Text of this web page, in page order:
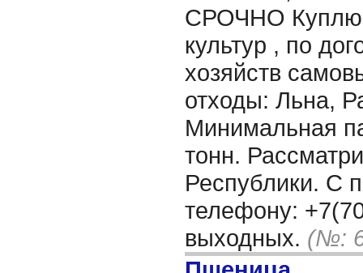
СРОЧНО Куплю
культур , по
хозяйств
отходы: Льна,
Минимальная
тонн.
Республики. С
телефону:
выходных. (№: